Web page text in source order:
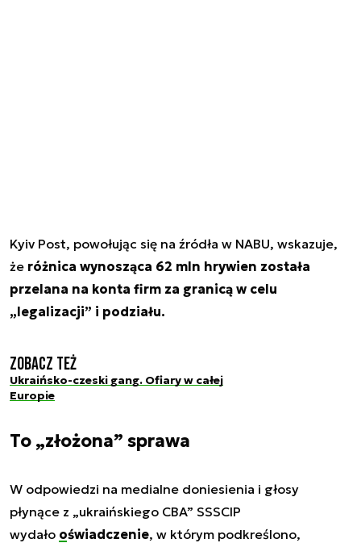
Kyiv Post, powołując się na źródła w NABU, wskazuje,
że różnica wynosząca 62 mln hrywien została
przelana na konta firm za granicą w celu
„legalizacji” i podziału.
Zobacz też
Ukraińsko-czeski gang. Ofiary w całej
Europie
To „złożona” sprawa
W odpowiedzi na medialne doniesienia i głosy
płynące z „ukraińskiego CBA” SSSCIP
wydało oświadczenie, w którym podkreślono,